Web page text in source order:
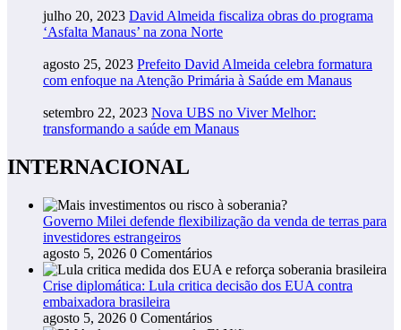
julho 20, 2023 David Almeida fiscaliza obras do programa
‘Asfalta Manaus’ na zona Norte
agosto 25, 2023 Prefeito David Almeida celebra formatura
com enfoque na Atenção Primária à Saúde em Manaus
setembro 22, 2023 Nova UBS no Viver Melhor:
transformando a saúde em Manaus
INTERNACIONAL
Governo Milei defende flexibilização da venda de terras para
investidores estrangeiros
agosto 5, 2026 0 Comentários
Crise diplomática: Lula critica decisão dos EUA contra
embaixadora brasileira
agosto 5, 2026 0 Comentários